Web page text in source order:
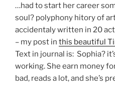
…had to start her career
soul? polyphony hitory of
accidentaly written in 20
– my post in this beautiful
Text in journal is: Sophia?
working. She earn money
bad, reads a lot, and she’s